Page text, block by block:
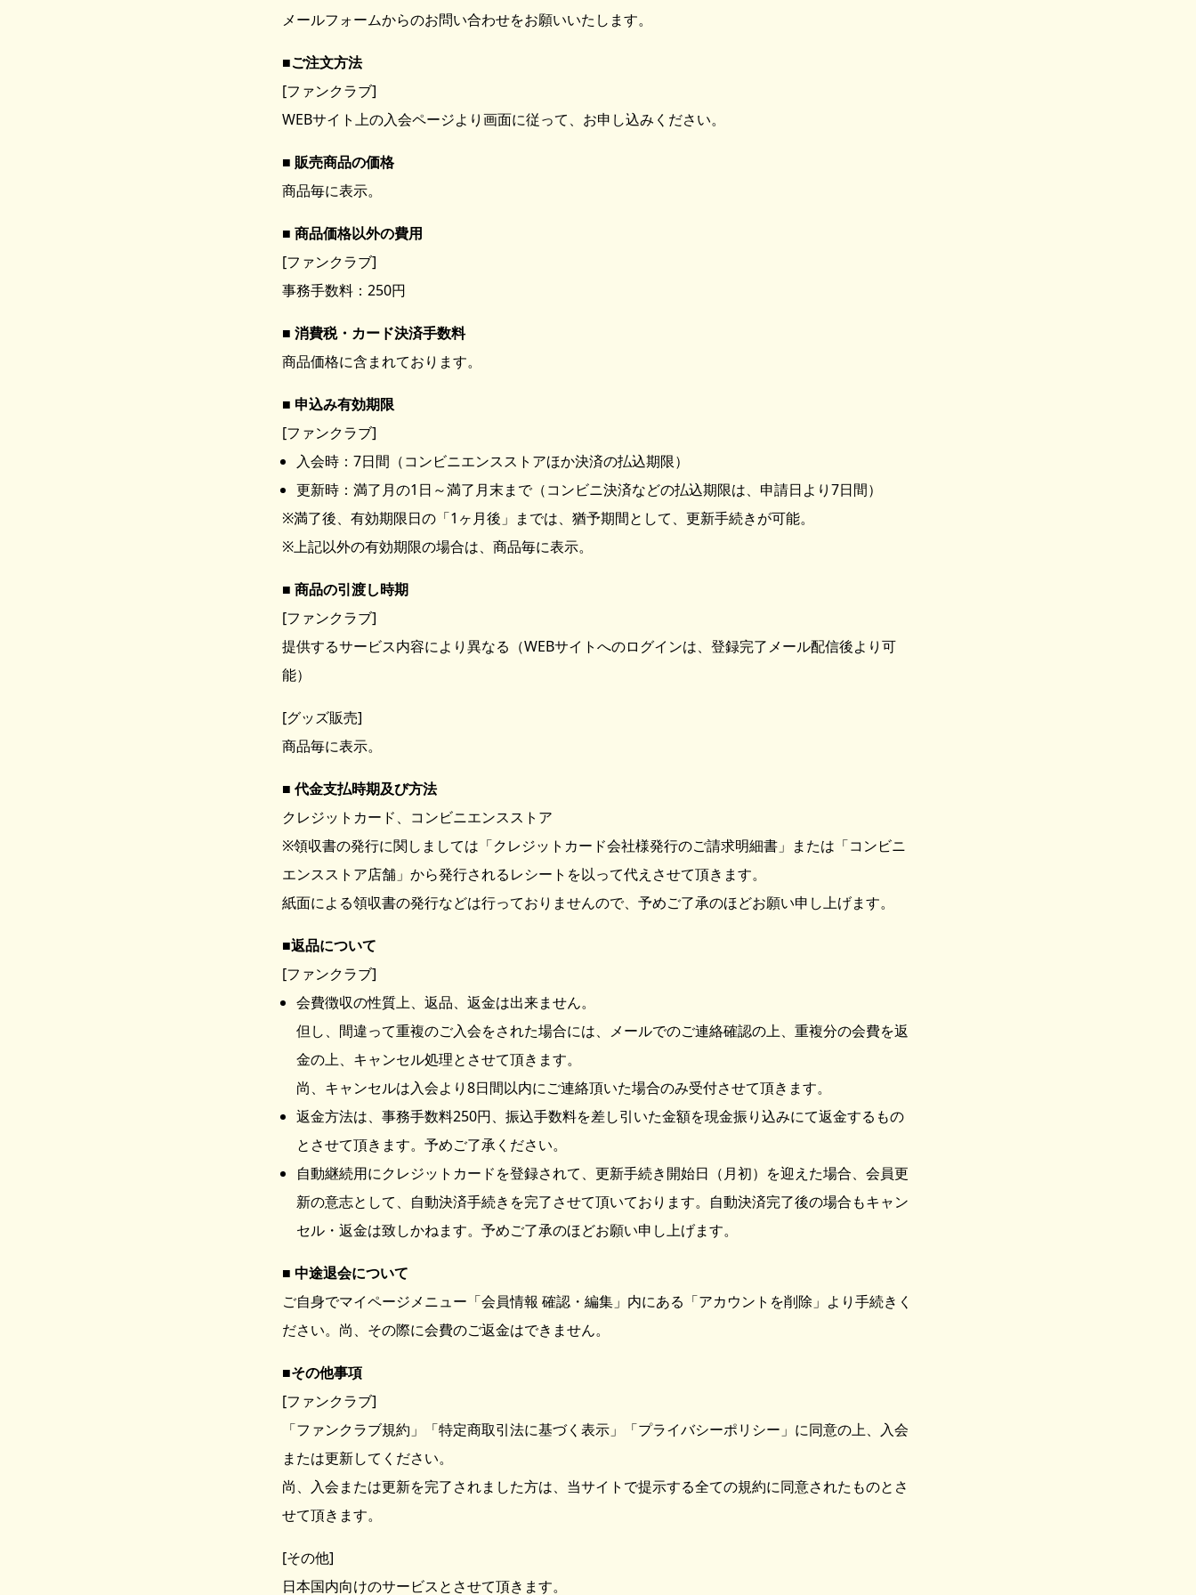
メールフォームからのお問い合わせをお願いいたします。
ご注文方法
[ファンクラブ]
WEBサイト上の入会ページより画面に従って、お申し込みください。
販売商品の価格
商品毎に表示。
商品価格以外の費用
[ファンクラブ]
事務手数料：250円
消費税・カード決済手数料
商品価格に含まれております。
申込み有効期限
[ファンクラブ]
入会時：7日間（コンビニエンスストアほか決済の払込期限）
更新時：満了月の1日～満了月末まで（コンビニ決済などの払込期限は、申請日より7日間）
※満了後、有効期限日の「1ヶ月後」までは、猶予期間として、更新手続きが可能。
※上記以外の有効期限の場合は、商品毎に表示。
商品の引渡し時期
[ファンクラブ]
提供するサービス内容により異なる（WEBサイトへのログインは、登録完了メール配信後より可
能）
[グッズ販売]
商品毎に表示。
代金支払時期及び方法
クレジットカード、コンビニエンスストア
※領収書の発行に関しましては「クレジットカード会社様発行のご請求明細書」または「コンビニ
エンスストア店舗」から発行されるレシートを以って代えさせて頂きます。
紙面による領収書の発行などは行っておりませんので、予めご了承のほどお願い申し上げます。
返品について
[ファンクラブ]
会費徴収の性質上、返品、返金は出来ません。
但し、間違って重複のご入会をされた場合には、メールでのご連絡確認の上、重複分の会費を返
金の上、キャンセル処理とさせて頂きます。
尚、キャンセルは入会より8日間以内にご連絡頂いた場合のみ受付させて頂きます。
返金方法は、事務手数料250円、振込手数料を差し引いた金額を現金振り込みにて返金するもの
とさせて頂きます。予めご了承ください。
自動継続用にクレジットカードを登録されて、更新手続き開始日（月初）を迎えた場合、会員更
新の意志として、自動決済手続きを完了させて頂いております。自動決済完了後の場合もキャン
セル・返金は致しかねます。予めご了承のほどお願い申し上げます。
中途退会について
ご自身でマイページメニュー「会員情報 確認・編集」内にある「アカウントを削除」より手続きく
ださい。尚、その際に会費のご返金はできません。
その他事項
[ファンクラブ]
「ファンクラブ規約」「特定商取引法に基づく表示」「プライバシーポリシー」に同意の上、入会
または更新してください。
尚、入会または更新を完了されました方は、当サイトで提示する全ての規約に同意されたものとさ
せて頂きます。
[その他]
日本国内向けのサービスとさせて頂きます。